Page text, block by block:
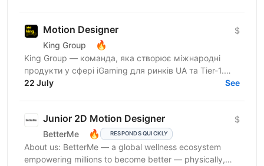
Motion Designer
King Group 🔥
$
King Group — команда, яка створює міжнародні
продукти у сфері iGaming для ринків UA та Tier-1.
Нашими продуктами щодня користуються мільйони
22 July See
Junior 2D Motion Designer
BetterMe 🔥 RESPONDS QUICKLY
$
About us: BetterMe — a global wellness ecosystem
empowering millions to become better — physically,